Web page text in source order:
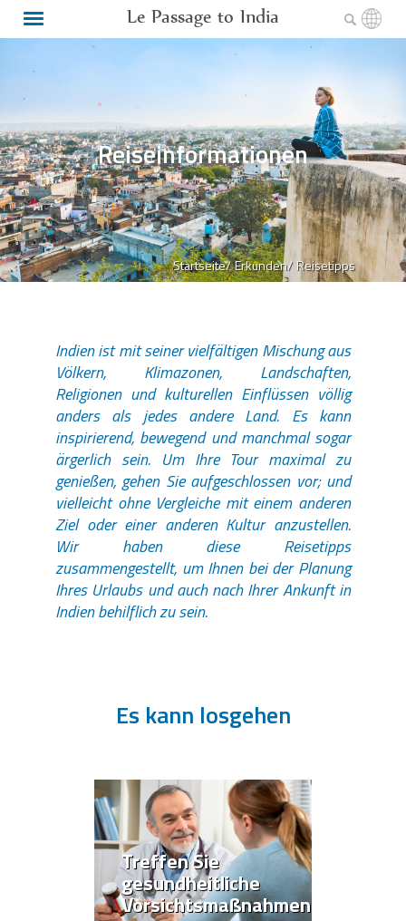
Le Passage to India
Startseite/Erkunden/ Reisetipps
Reiseinformationen
Indien ist mit seiner vielfältigen Mischung aus
Völkern, Klimazonen, Landschaften,
Religionen und kulturellen Einflüssen völlig
anders als jedes andere Land. Es kann
inspirierend, bewegend und manchmal sogar
ärgerlich sein. Um Ihre Tour maximal zu
genießen, gehen Sie aufgeschlossen vor; und
vielleicht ohne Vergleiche mit einem anderen
Ziel oder einer anderen Kultur anzustellen.
Wir haben diese Reisetipps
zusammengestellt, um Ihnen bei der Planung
Ihres Urlaubs und auch nach Ihrer Ankunft in
Indien behilflich zu sein.
Es kann losgehen
Treffen Sie
gesundheitliche
Vorsichtsmaßnahmen